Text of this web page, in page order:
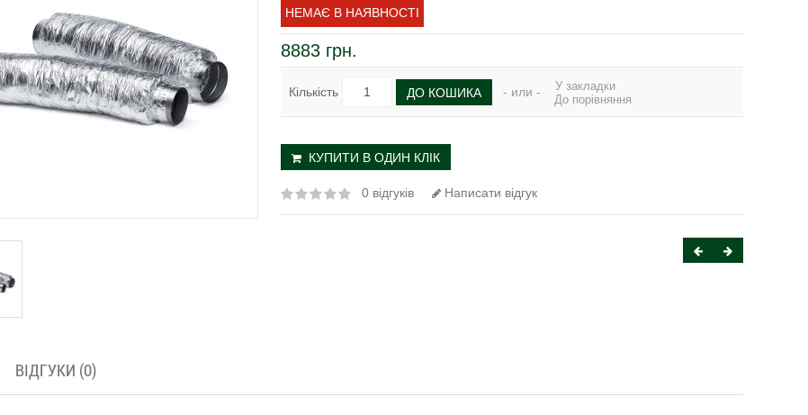
НЕМАЄ В НАЯВНОСТІ
8883 грн.
Кількість ДО КОШИКА - или -
У закладки
До порівняння
КУПИТИ В ОДИН КЛІК
0 відгуків Написати відгук
ВІДГУКИ (0)